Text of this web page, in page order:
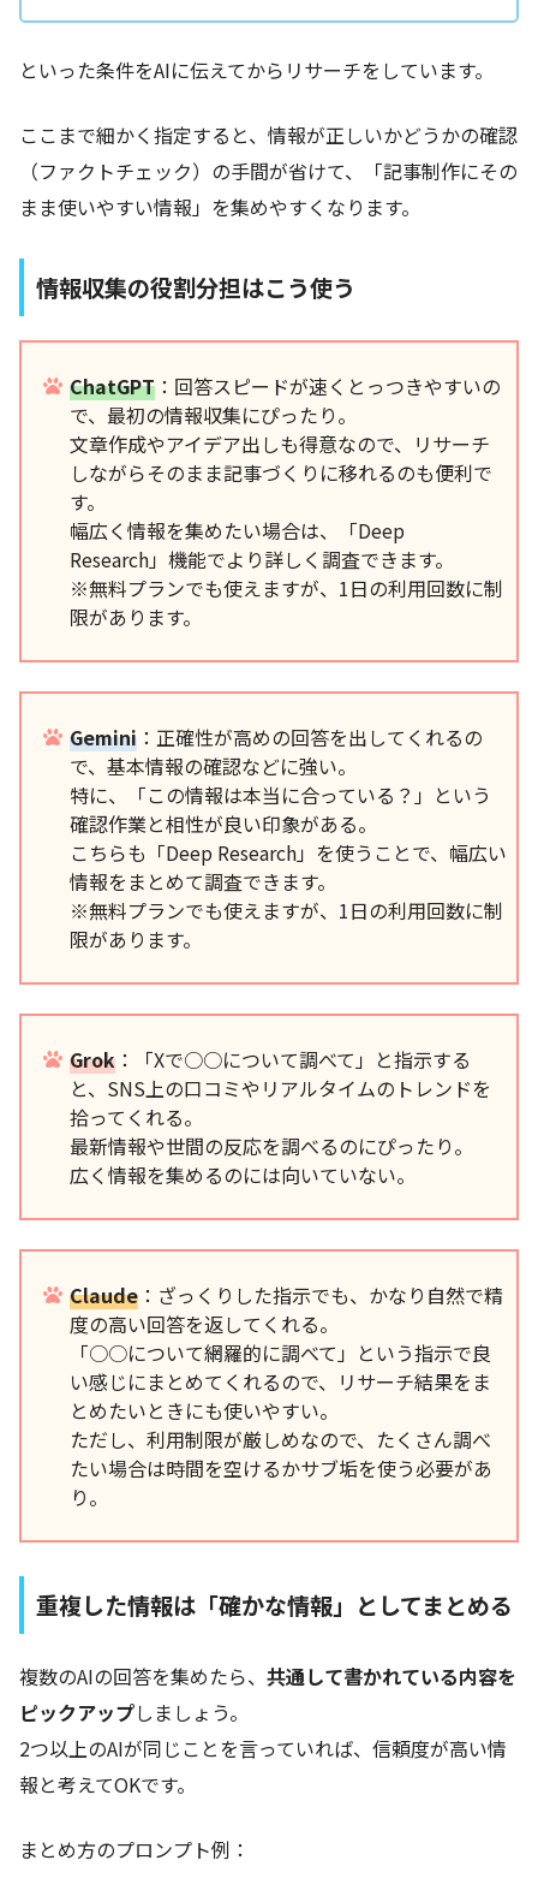
といった条件をAIに伝えてからリサーチをしています。
ここまで細かく指定すると、情報が正しいかどうかの確認
（ファクトチェック）の手間が省けて、「記事制作にその
まま使いやすい情報」を集めやすくなります。
情報収集の役割分担はこう使う
ChatGPT ：回答スピードが速くとっつきやすいの
で、最初の情報収集にぴったり。
文章作成やアイデア出しも得意なので、リサーチ
しながらそのまま記事づくりに移れるのも便利で
す。
幅広く情報を集めたい場合は、「Deep
Research」機能でより詳しく調査できます。
※無料プランでも使えますが、1日の利用回数に制
限があります。
Gemini ：正確性が高めの回答を出してくれるの
で、基本情報の確認などに強い。
特に、「この情報は本当に合っている？」という
確認作業と相性が良い印象がある。
こちらも「Deep Research」を使うことで、幅広い
情報をまとめて調査できます。
※無料プランでも使えますが、1日の利用回数に制
限があります。
Grok ：「Xで○○について調べて」と指示する
と、SNS上の口コミやリアルタイムのトレンドを
拾ってくれる。
最新情報や世間の反応を調べるのにぴったり。
広く情報を集めるのには向いていない。
Claude ：ざっくりした指示でも、かなり自然で精
度の高い回答を返してくれる。
「○○について網羅的に調べて」という指示で良
い感じにまとめてくれるので、リサーチ結果をま
とめたいときにも使いやすい。
ただし、利用制限が厳しめなので、たくさん調べ
たい場合は時間を空けるかサブ垢を使う必要があ
り。
重複した情報は「確かな情報」としてまとめる
複数のAIの回答を集めたら、 共通して書かれている内容を
ピックアップしましょう。
2つ以上のAIが同じことを言っていれば、信頼度が高い情
報と考えてOKです。
まとめ方のプロンプト例：